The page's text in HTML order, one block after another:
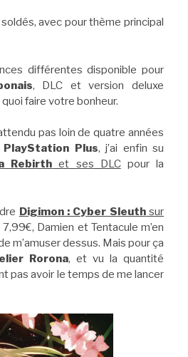
avec pour thème principal
différentes disponible pour
, DLC et version deluxe
faire votre bonheur.
pas loin de quatre années
PlayStation Plus, j’ai enfin su
Rebirth et ses DLCpour la
Digimon : Cyber Sleuthsur
Damien et Tentacule m’en
m’amuser dessus. Mais pour ça
Rorona, et vu la quantité
pas avoir le temps de me lancer